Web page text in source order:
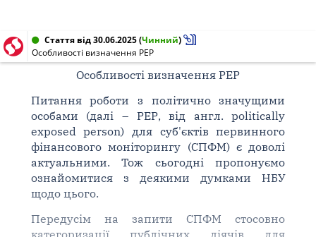
Стаття від 30.06.2025(Чинний)
Особливості визначення РЕР
Особливості визначення РЕР
Питання роботи з політично значущими
особами (далі – РЕР, від англ. politically
exposed person) для суб'єктів первинного
фінансового моніторингу (СПФМ) є доволі
актуальними. Тож сьогодні пропонуємо
ознайомитися з деякими думками НБУ
щодо цього.
Передусім на запити СПФМ стосовно
категоризації публічних діячів для